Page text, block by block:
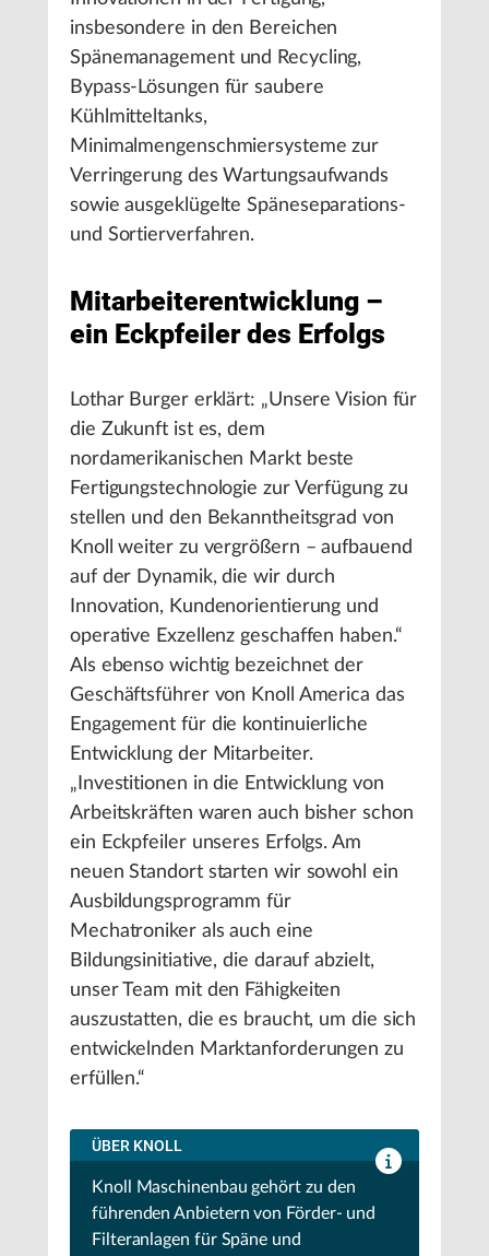
insbesondere in den Bereichen
Spänemanagement und Recycling,
Bypass-Lösungen für saubere
Kühlmitteltanks,
Minimalmengenschmiersysteme zur
Verringerung des Wartungsaufwands
sowie ausgeklügelte Späneseparations-
und Sortierverfahren.
Mitarbeiterentwicklung –
ein Eckpfeiler des Erfolgs
Lothar Burger erklärt: „Unsere Vision für
die Zukunft ist es, dem
nordamerikanischen Markt beste
Fertigungstechnologie zur Verfügung zu
stellen und den Bekanntheitsgrad von
Knoll weiter zu vergrößern – aufbauend
auf der Dynamik, die wir durch
Innovation, Kundenorientierung und
operative Exzellenz geschaffen haben.“
Als ebenso wichtig bezeichnet der
Geschäftsführer von Knoll America das
Engagement für die kontinuierliche
Entwicklung der Mitarbeiter.
„Investitionen in die Entwicklung von
Arbeitskräften waren auch bisher schon
ein Eckpfeiler unseres Erfolgs. Am
neuen Standort starten wir sowohl ein
Ausbildungsprogramm für
Mechatroniker als auch eine
Bildungsinitiative, die darauf abzielt,
unser Team mit den Fähigkeiten
auszustatten, die es braucht, um die sich
entwickelnden Marktanforderungen zu
erfüllen.“
ÜBER KNOLL
Knoll Maschinenbau gehört zu den
führenden Anbietern von Förder- und
Filteranlagen für Späne und